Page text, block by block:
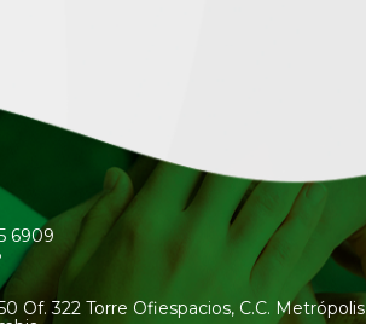
6909
Of. 322 Torre Ofiespacios, C.C. Metrópolis